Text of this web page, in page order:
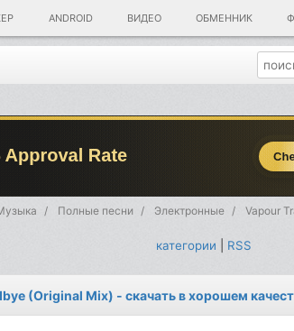
ANDROID ВИДЕО ОБМЕННИК
Полные песни Электронные Vapour
категории RSS
(Original Mix) - скачать в хорошем